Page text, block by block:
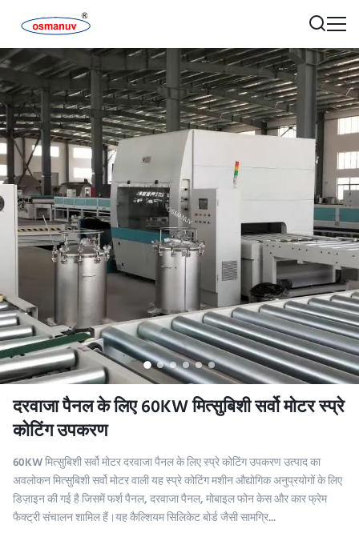
दरवाजा पैनल के लिए 60KW मित्सुबिशी सर्वो मोटर स्प्रे
कोटिंग उपकरण
60KW मित्सुबिशी सर्वो मोटर दरवाजा पैनल के लिए स्प्रे कोटिंग उपकरण उत्पाद का
अवलोकन मित्सुबिशी सर्वो मोटर वाली यह स्प्रे कोटिंग मशीन औद्योगिक अनुप्रयोगों के लिए
डिज़ाइन की गई है जिसमें फर्श पैनल, दरवाजा पैनल, मोबाइल फोन केस और कार फ्रेम
फैक्ट्री संचालन शामिल हैं।यह कैल्शियम सिलिकेट बोर्ड जैसी सामग्रि...